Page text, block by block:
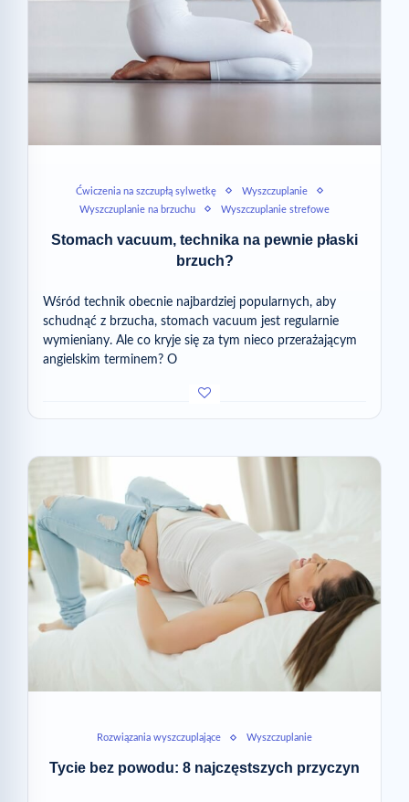
Ćwiczenia na szczupłą sylwetkę
Wyszczuplanie
Wyszczuplanie na brzuchu
Wyszczuplanie strefowe
Stomach vacuum, technika na pewnie płaski
brzuch?
Wśród technik obecnie najbardziej popularnych, aby
schudnąć z brzucha, stomach vacuum jest regularnie
wymieniany. Ale co kryje się za tym nieco przerażającym
angielskim terminem? O
Rozwiązania wyszczuplające Wyszczuplanie
Tycie bez powodu: 8 najczęstszych przyczyn